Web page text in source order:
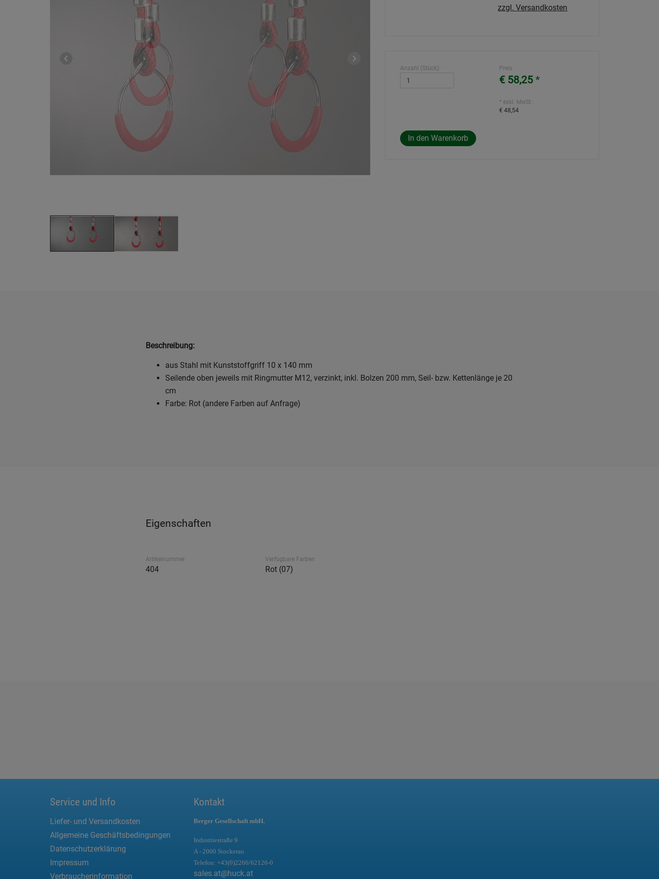
zzgl. Versandkosten
Anzahl (Stück): Preis
€ 58,25 *
* exkl. MwSt.:
€ 48,54
Beschreibung:
aus Stahl mit Kunststoffgriff 10 x 140 mm
Seilende oben jeweils mit Ringmutter M12, verzinkt, inkl. Bolzen 200 mm, Seil- bzw. Kettenlänge je 20
cm
Farbe: Rot (andere Farben auf Anfrage)
Eigenschaften
Artikelnummer
404
Verfügbare Farben
Rot (07)
Service und Info
Liefer- und Versandkosten
Allgemeine Geschäftsbedingungen
Datenschutzerklärung
Impressum
Verbraucherinformation
Kontakt
Berger Gesellschaft mbH.
Industriestraße 9
A - 2000 Stockerau
Telefon: +43(0)2266/62126-0
sales.at@huck.at